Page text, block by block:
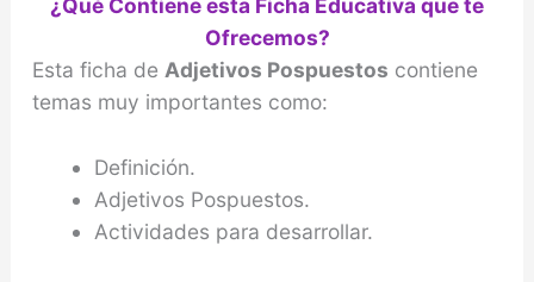
¿Qué Contiene esta Ficha Educativa que te
Ofrecemos?
Esta ficha de Adjetivos Pospuestos contiene
temas muy importantes como:
Definición.
Adjetivos Pospuestos.
Actividades para desarrollar.